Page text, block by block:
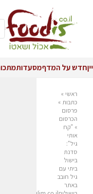
ייןחדש על המדףמסעדות
ראשי »
כתבות »
פרסום
הכרסום
» "קח
אותי
גיל":
סדנת
בישול
ביתי עם
גיל חובב
באתר